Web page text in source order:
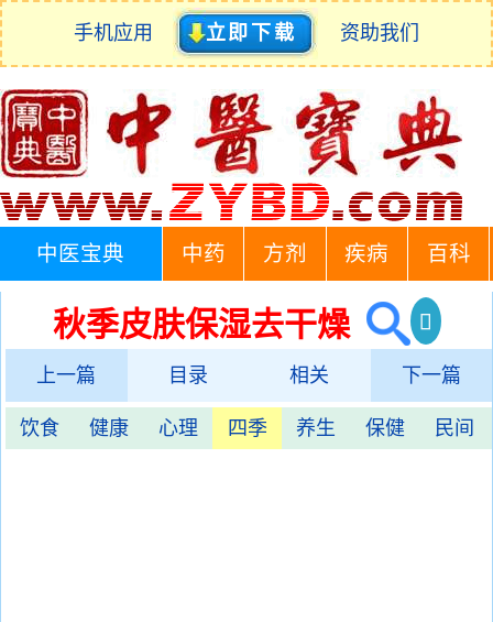
手机应用 立即下载 资助我们
中医宝典 中药 方剂 疾病 百科
秋季皮肤保湿去干燥
上一篇 目录 相关 下一篇
饮食 健康 心理 四季 养生 保健 民间